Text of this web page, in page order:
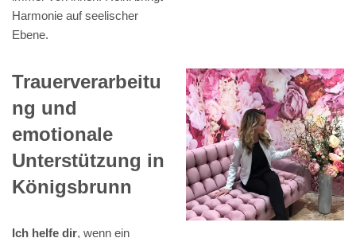
Harmonie auf seelischer
Ebene.
Trauerverarbeitu
ng und
emotionale
Unterstützung in
Königsbrunn
Ich helfe dir, wenn ein